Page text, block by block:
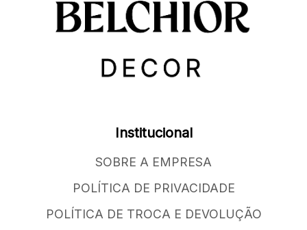
Institucional
SOBRE A EMPRESA
POLÍTICA DE PRIVACIDADE
POLÍTICA DE TROCA E DEVOLUÇÃO